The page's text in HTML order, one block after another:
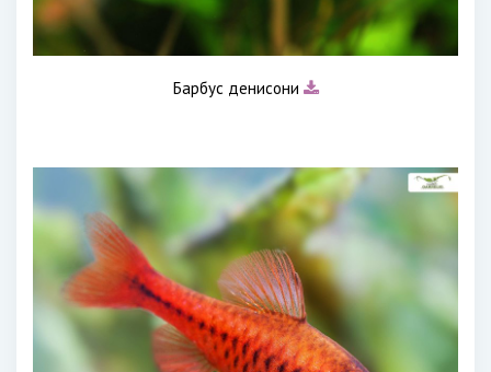
Барбус денисони